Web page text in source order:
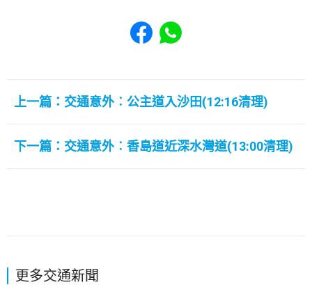
Share to Facebook
Share to WhatsApp
上一篇：交通意外︰公主道入沙田(12:16清理)
下一篇：交通意外︰香島道近深水灣道(13:00清理)
更多交通新聞